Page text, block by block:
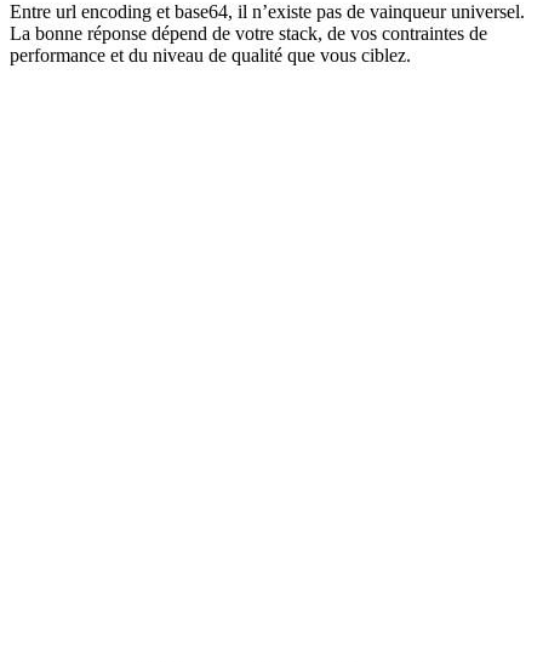
Entre url encoding et base64, il n’existe pas de vainqueur universel.
La bonne réponse dépend de votre stack, de vos contraintes de
performance et du niveau de qualité que vous ciblez.